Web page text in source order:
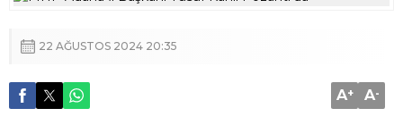
22 AĞUSTOS 2024 20:35
A+ A-